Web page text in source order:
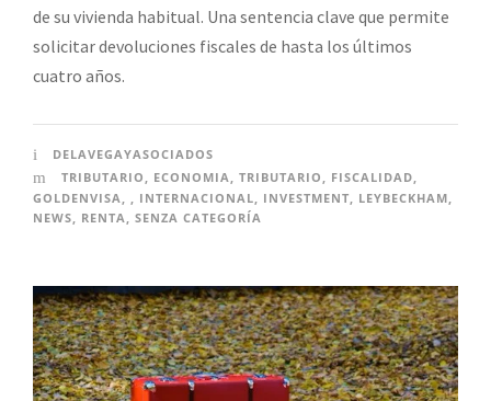
de su vivienda habitual. Una sentencia clave que permite
solicitar devoluciones fiscales de hasta los últimos
cuatro años.
DELAVEGAYASOCIADOS
TRIBUTARIO
ECONOMIA TRIBUTARIO FISCALIDAD
GOLDENVISA
INTERNACIONAL INVESTMENT LEYBECKHAM
NEWS
RENTA SENZA CATEGORÍA